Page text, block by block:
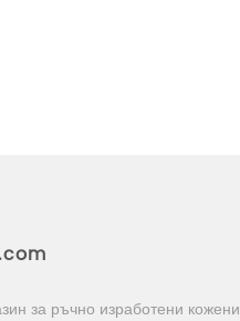
за ръчно изработени кожени